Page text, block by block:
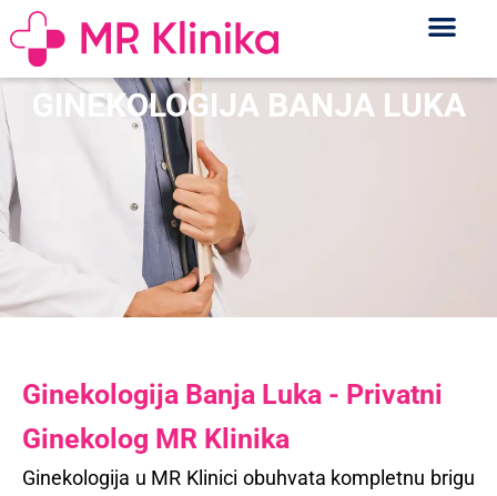
GINEKOLOGIJA BANJA LUKA
Ginekologija Banja Luka - Privatni
Ginekolog MR Klinika
Ginekologija u MR Klinici obuhvata kompletnu brigu